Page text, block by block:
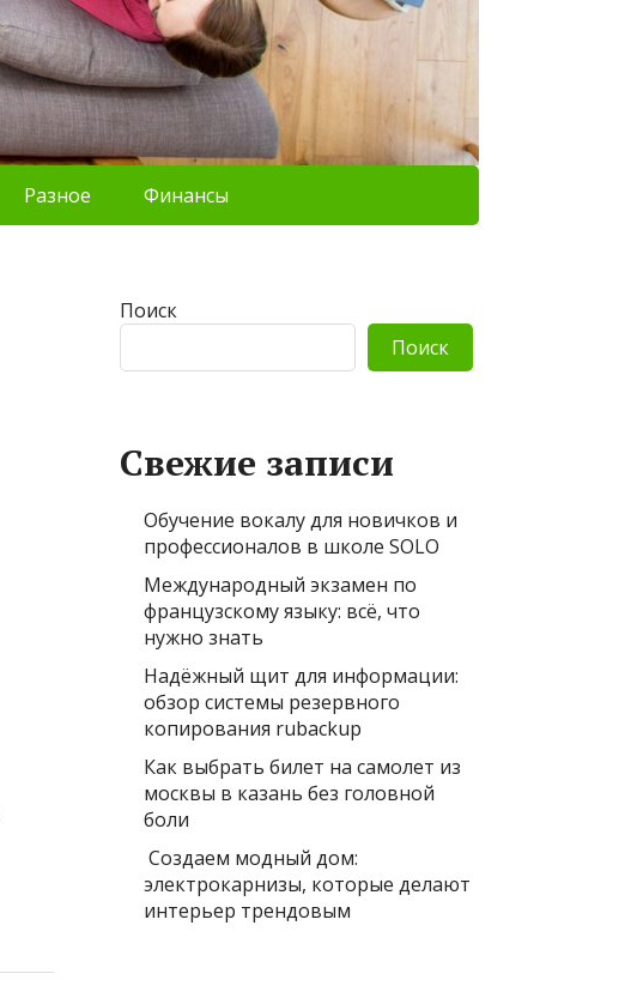
Разное Финансы
Поиск
Поиск
Свежие записи
Обучение вокалу для новичков и
профессионалов в школе SOLO
Международный экзамен по
французскому языку: всё, что
нужно знать
Надёжный щит для информации:
обзор системы резервного
копирования rubackup
Как выбрать билет на самолет из
москвы в казань без головной
боли
Создаем модный дом:
электрокарнизы, которые делают
интерьер трендовым